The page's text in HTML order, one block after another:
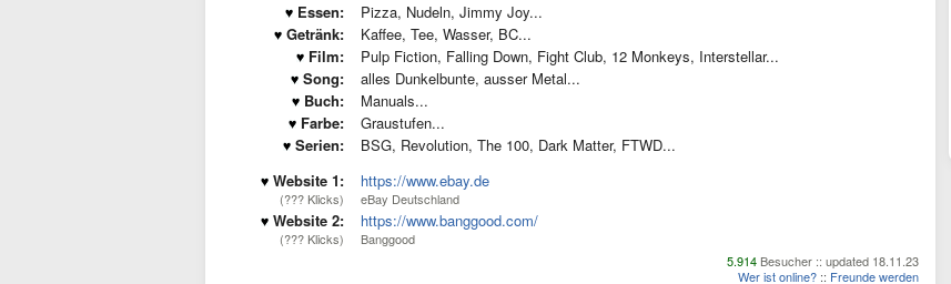
Essen:
Pizza, Nudeln, Jimmy Joy...
Getränk:
Kaffee, Tee, Wasser, BC...
Film:
Pulp Fiction, Falling Down, Fight Club, 12 Monkeys, Interstellar...
Song:
alles Dunkelbunte, ausser Metal...
Buch:
Manuals...
Farbe:
Graustufen...
Serien:
BSG, Revolution, The 100, Dark Matter, FTWD...
Website 1:
(??? Klicks)
https://www.ebay.de
eBay Deutschland
Website 2:
(??? Klicks)
https://www.banggood.com/
Banggood
5.914 Besucher :: updated 18.11.23
Wer ist online? :: Freunde werden